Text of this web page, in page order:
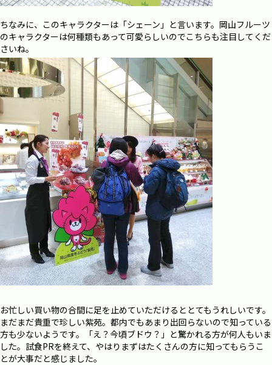
ちなみに、このキャラクターは「シェーン」と言います。岡山フルーツ
のキャラクターは何種類もあって可愛らしいのでこちらも注目してくだ
さいね。
お忙しい買い物の合間に足を止めていただけるととてもうれしいです。
まだまだ貴重で珍しい紫苑。都内でもあまり出回らないので知っている
方も少ないようです。「え？今頃ブドウ？」と驚かれる方が何人もいま
した。試食PRを終えて、やはりまずはたくさんの方に知ってもらうこ
とが大事だと感じました。